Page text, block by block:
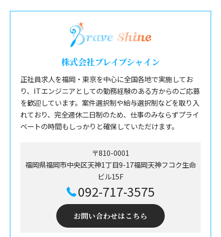
株式会社ブレイブシャイン
正社員求人を福岡・東京を中心に全国各地で実施してお
り、ITエンジニアとしての勤務経験のある方からのご応募
を歓迎しています。案件選択制や給与選択制などを取り入
れており、完全週休二日制のため、仕事のみならずプライ
ベートの時間もしっかりと確保していただけます。
〒810-0001
福岡県福岡市中央区天神1丁目9-17福岡天神フコク生命
ビル15F
092-717-3575
お問い合わせはこちら